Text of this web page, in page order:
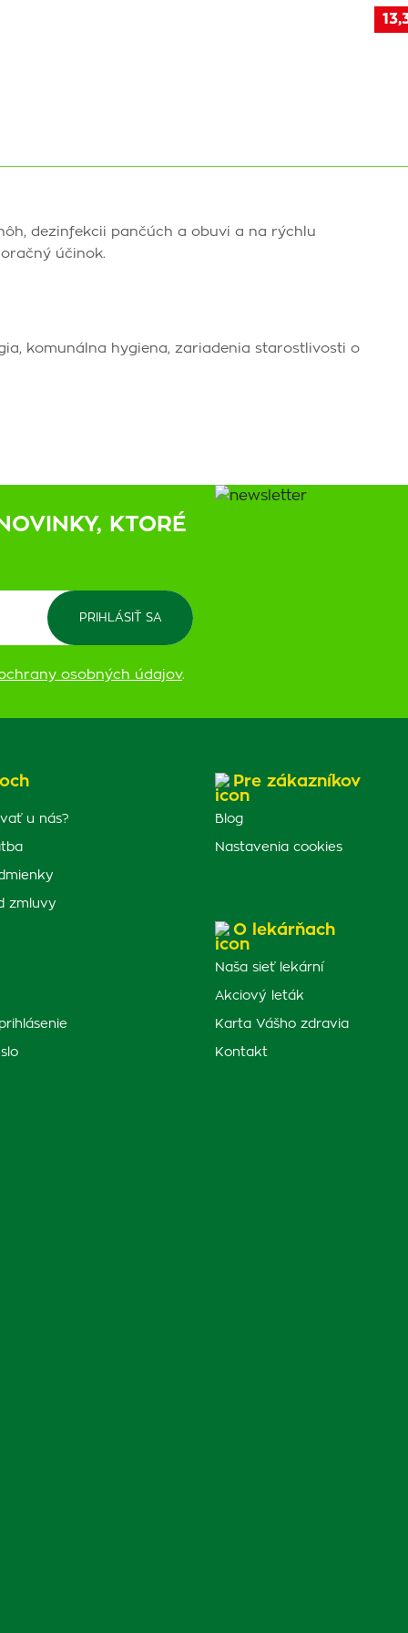
dezinfekcii pančúch a obuvi a na rýchlu
účinok.
komunálna hygiena, zariadenia starostlivosti o
KTORÉ
osobných údajov.
u nás?
zmluvy
Pre zákazníkov
Blog
Nastavenia cookies
O lekárňach
Naša sieť lekární
Akciový leták
Karta Vášho zdravia
Kontakt